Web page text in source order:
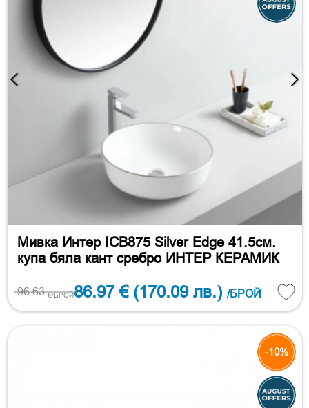
Мивка Интер ICB875 Silver Edge 41.5см.
купа бяла кант сребро ИНТЕР КЕРАМИК
96.63€/БРОЙ86.97 € (170.09 лв.) /БРОЙ
-10%